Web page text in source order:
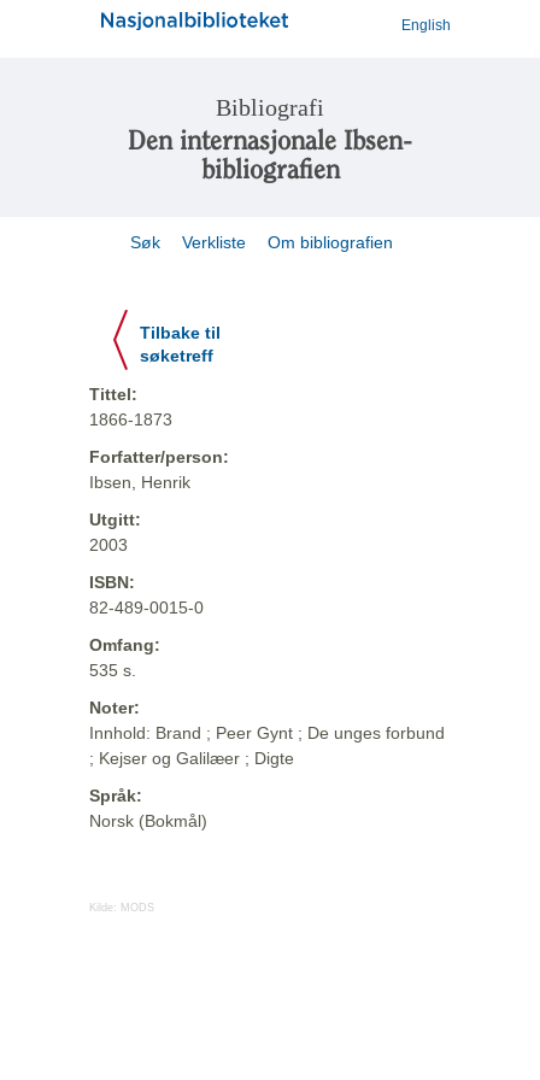
English
Bibliografi
Den internasjonale Ibsen-
bibliografien
Søk Verkliste Om bibliografien
Tilbake til
søketreff
Tittel:
1866-1873
Forfatter/person:
Ibsen, Henrik
Utgitt:
2003
ISBN:
82-489-0015-0
Omfang:
535 s.
Noter:
Innhold: Brand ; Peer Gynt ; De unges forbund
; Kejser og Galilæer ; Digte
Språk:
Norsk (Bokmål)
Kilde: MODS